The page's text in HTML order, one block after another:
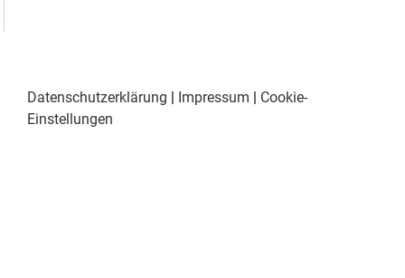
Datenschutzerklärung | Impressum | Cookie-
Einstellungen